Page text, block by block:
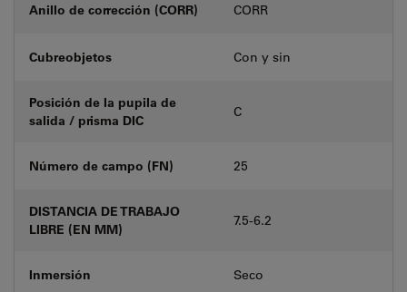
Anillo de corrección (CORR) CORR
Cubreobjetos Con y sin
Posición de la pupila de
salida / prisma DIC
C
Número de campo (FN) 25
DISTANCIA DE TRABAJO
LIBRE (EN MM)
7.5-6.2
Inmersión Seco